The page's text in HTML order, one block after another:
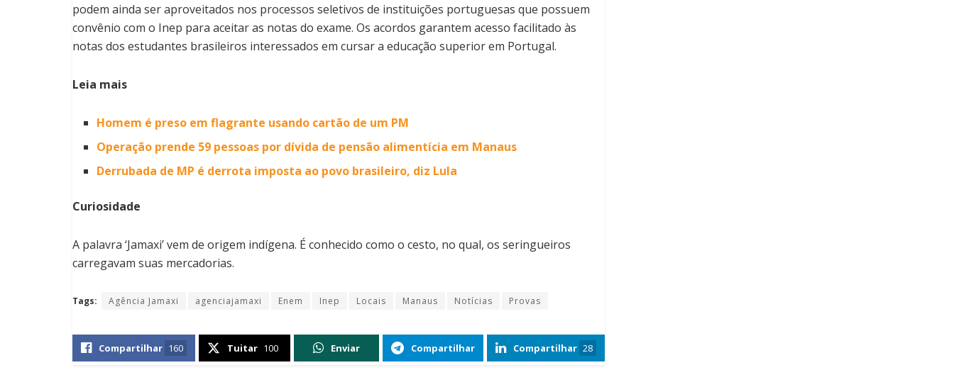
podem ainda ser aproveitados nos processos seletivos de instituições portuguesas que possuem
convênio com o Inep para aceitar as notas do exame. Os acordos garantem acesso facilitado às
notas dos estudantes brasileiros interessados em cursar a educação superior em Portugal.
Leia mais
Homem é preso em flagrante usando cartão de um PM
Operação prende 59 pessoas por dívida de pensão alimentícia em Manaus
Derrubada de MP é derrota imposta ao povo brasileiro, diz Lula
Curiosidade
A palavra ‘Jamaxi’ vem de origem indígena. É conhecido como o cesto, no qual, os seringueiros
carregavam suas mercadorias.
Tags: Agência Jamaxi agenciajamaxi Enem Inep Locais Manaus Notícias Provas
Compartilhar 160 Tuitar 100 Enviar Compartilhar Compartilhar 28